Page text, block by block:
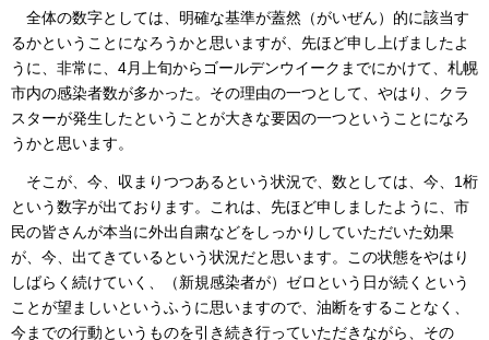
全体の数字としては、明確な基準が蓋然（がいぜん）的に該当す
るかということになろうかと思いますが、先ほど申し上げましたよ
うに、非常に、4月上旬からゴールデンウイークまでにかけて、札幌
市内の感染者数が多かった。その理由の一つとして、やはり、クラ
スターが発生したということが大きな要因の一つということになろ
うかと思います。
そこが、今、収まりつつあるという状況で、数としては、今、1桁
という数字が出ております。これは、先ほど申しましたように、市
民の皆さんが本当に外出自粛などをしっかりしていただいた効果
が、今、出てきているという状況だと思います。この状態をやはり
しばらく続けていく、（新規感染者が）ゼロという日が続くという
ことが望ましいというふうに思いますので、油断をすることなく、
今までの行動というものを引き続き行っていただきながら、その